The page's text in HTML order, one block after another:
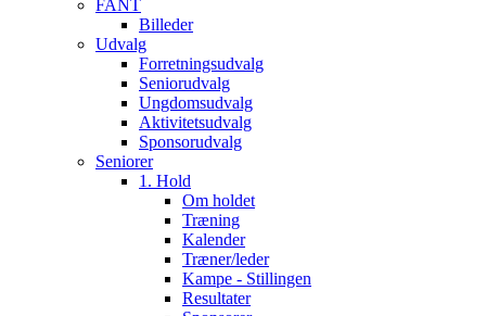
FANT
Billeder
Udvalg
Forretningsudvalg
Seniorudvalg
Ungdomsudvalg
Aktivitetsudvalg
Sponsorudvalg
Seniorer
1. Hold
Om holdet
Træning
Kalender
Træner/leder
Kampe - Stillingen
Resultater